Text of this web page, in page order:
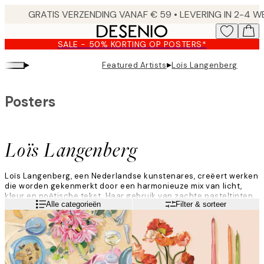
content.
SALE - 50% KORTING OP POSTERS*
▸ Featured Artists▸Loïs Langenberg
Loïs Langenberg
Posters
Loïs Langenberg, een Nederlandse kunstenares, creëert werken
die worden gekenmerkt door een harmonieuze mix van licht,
kleur en poëtische tekst. Haar gebruik van zachte pasteltinten
en zachte penseelstreken nodigt uit tot rustige reflectie en
benadrukt de schoonheid van eenvoudige, alledaagse
momenten.
Lees meerAlle categorieën Filter & sorteer